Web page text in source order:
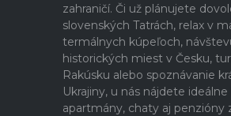
zahraničí. Či už plánujete
slovenských Tatrách, relax v
termálnych kúpeľoch,
historických miest v Česku,
Rakúsku alebo spoznávanie
Ukrajiny, u nás nájdete
apartmány, chaty aj penzióny